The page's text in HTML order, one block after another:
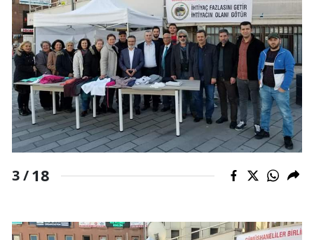
Batman
Şırnak
Bartın
Ardahan
Iğdır
Kilis
3 /18